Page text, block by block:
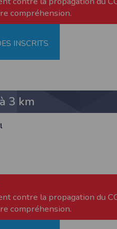
compréhension.
INSCRITS
3 km
contre la propagation du
compréhension.
a minima, votre
en œuvre un procédé
sans l’acceptation de
Nous vous informons que
dans le but d’établir des
des données collectées
au serveur et à l'interface
appropriées ont été
accéder aux données
personnelles du Participant,
applicable
présent site que les modalités et
et après l’échec de toute
toute question relative aux présentes